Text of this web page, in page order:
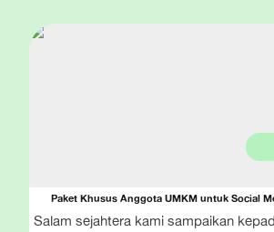
Paket Khusus Anggota UMKM untuk Social
Salam sejahtera kami sampaikan